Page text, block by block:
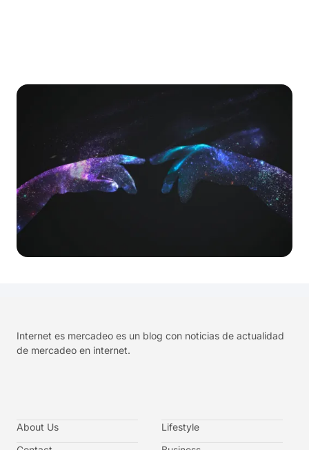
Internet es mercadeo es un blog con noticias de actualidad
de mercadeo en internet.
About Us
Lifestyle